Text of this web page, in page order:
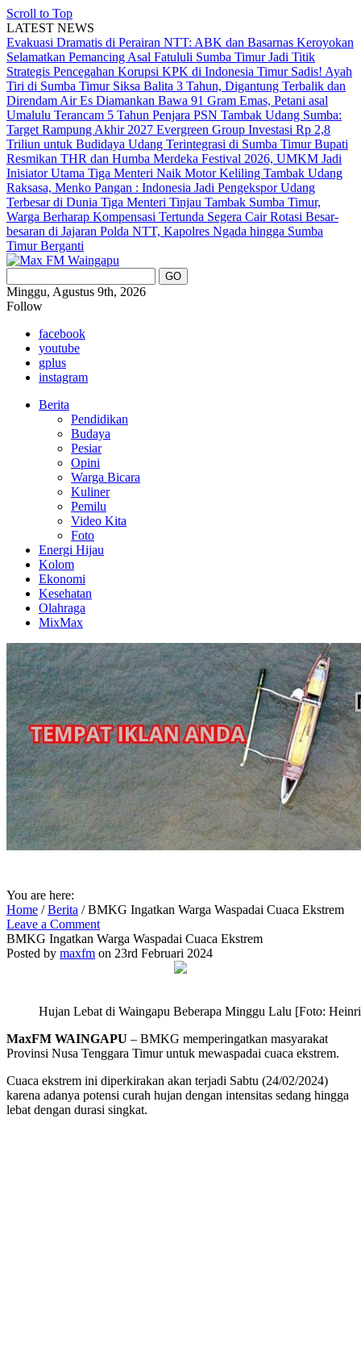
Scroll to Top
LATEST NEWS
Evakuasi Dramatis di Perairan NTT: ABK dan Basarnas Keroyokan
Selamatkan Pemancing Asal Fatululi Sumba Timur Jadi Titik
Strategis Pencegahan Korupsi KPK di Indonesia Timur Sadis! Ayah
Tiri di Sumba Timur Siksa Balita 3 Tahun, Digantung Terbalik dan
Direndam Air Es Diamankan Bawa 91 Gram Emas, Petani asal
Umalulu Terancam 5 Tahun Penjara PSN Tambak Udang Sumba:
Target Rampung Akhir 2027 Evergreen Group Investasi Rp 2,8
Triliun untuk Budidaya Udang Terintegrasi di Sumba TimurBupati
Resmikan THR dan Humba Merdeka Festival 2026, UMKM Jadi
Inisiator Utama Tiga Menteri Naik Motor Keliling Tambak Udang
Raksasa, Menko Pangan : Indonesia Jadi Pengekspor Udang
Terbesar di Dunia Tiga Menteri Tinjau Tambak Sumba Timur,
Warga Berharap Kompensasi Tertunda Segera CairRotasi Besar-
besaran di Jajaran Polda NTT, Kapolres Ngada hingga Sumba
Timur Berganti
Minggu, Agustus 9th, 2026
Follow
facebook
youtube
gplus
instagram
Berita
Pendidikan
Budaya
Pesiar
Opini
Warga Bicara
Kuliner
Pemilu
Video Kita
Foto
Energi Hijau
Kolom
Ekonomi
Kesehatan
Olahraga
MixMax
You are here:
Home /Berita /BMKG Ingatkan Warga Waspadai Cuaca Ekstrem
Leave a Comment
BMKG Ingatkan Warga Waspadai Cuaca Ekstrem
Posted by maxfm on 23rd Februari 2024
Hujan Lebat di Waingapu Beberapa Minggu Lalu [Foto:
MaxFM WAINGAPU – BMKG memperingatkan masyarakat
Provinsi Nusa Tenggara Timur untuk mewaspadai cuaca ekstrem.
Cuaca ekstrem ini diperkirakan akan terjadi Sabtu (24/02/2024)
karena adanya potensi curah hujan dengan intensitas sedang hingga
lebat dengan durasi singkat.